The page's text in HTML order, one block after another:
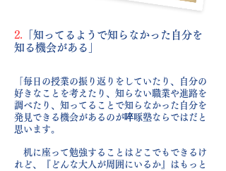
2. 「知ってるようで知らなかった自分を
知る機会がある」
「毎日の授業の振り返りをしていたり、自分の
好きなことを考えたり、知らない職業や進路を
調べたり、知ってることで知らなかった自分を
発見できる機会があるのが啐啄塾ならではだと
思います。
机に座って勉強することはどこでもできるけ
れど、『どんな大人が周囲にいるか』はもっと